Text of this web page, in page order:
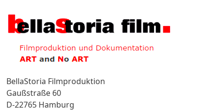
BellaStoria Filmproduktion
Gaußstraße 60
D-22765 Hamburg